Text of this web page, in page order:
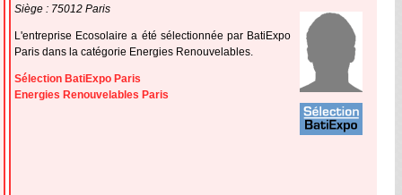
Siège : 75012 Paris
L'entreprise Ecosolaire a été sélectionnée par BatiExpo
Paris dans la catégorie Energies Renouvelables.
Sélection BatiExpo Paris
Energies Renouvelables Paris